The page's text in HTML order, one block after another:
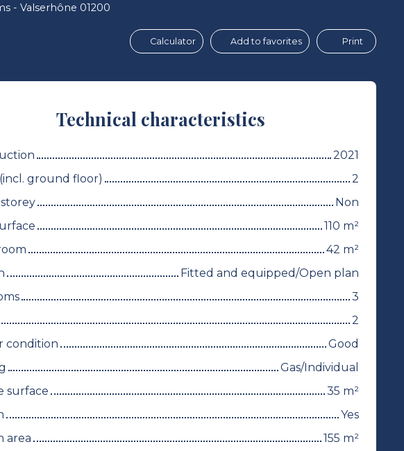
- Valserhône 01200
Calculator Add to favorites Print
Technical characteristics
2021
ground floor)
2
Non
110 m²
42 m²
Fitted and equipped/Open plan
3
2
condition
Good
Gas/Individual
surface
35 m²
Yes
area
155 m²